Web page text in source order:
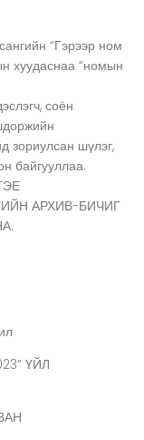
“Гэрээр ном
хуудаснаа “номын
соён
зориулсан шүлэг,
байгууллаа.
АРХИВ-БИЧИГ
ҮЙЛ